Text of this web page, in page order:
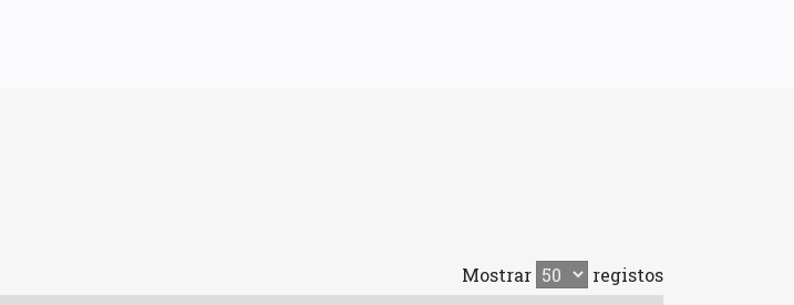
Mostrar registos